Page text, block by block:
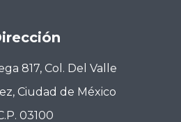
817, Col. Del Valle
Ciudad de México
03100